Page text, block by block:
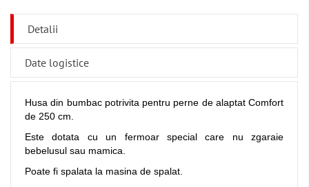
Detalii
Date logistice
Husa din bumbac potrivita pentru perne de alaptat Comfort
de 250 cm.
Este dotata cu un fermoar special care nu zgaraie
bebelusul sau mamica.
Poate fi spalata la masina de spalat.